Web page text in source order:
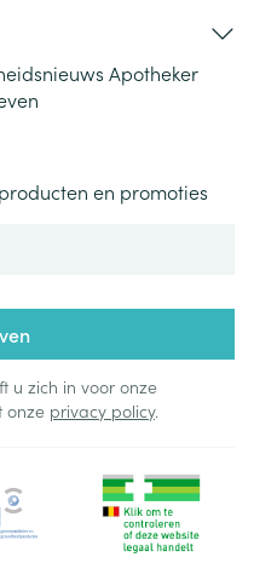
Apotheker
en promoties
u zich in voor onze
onze privacy policy.